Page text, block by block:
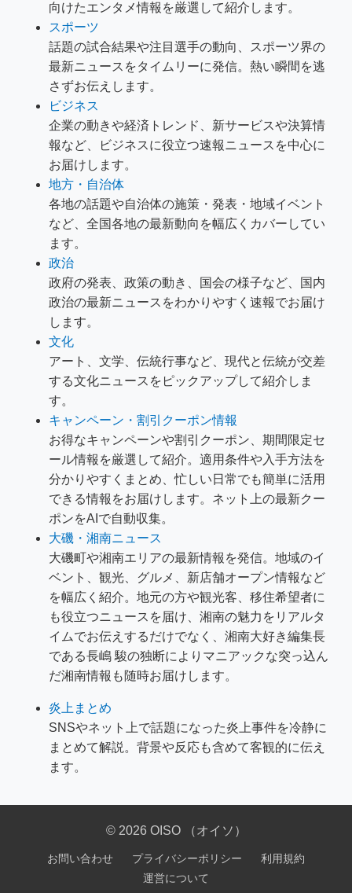
向けたエンタメ情報を厳選して紹介します。
スポーツ
話題の試合結果や注目選手の動向、スポーツ界の
最新ニュースをタイムリーに発信。熱い瞬間を逃
さずお伝えします。
ビジネス
企業の動きや経済トレンド、新サービスや決算情
報など、ビジネスに役立つ速報ニュースを中心に
お届けします。
地方・自治体
各地の話題や自治体の施策・発表・地域イベント
など、全国各地の最新動向を幅広くカバーしてい
ます。
政治
政府の発表、政策の動き、国会の様子など、国内
政治の最新ニュースをわかりやすく速報でお届け
します。
文化
アート、文学、伝統行事など、現代と伝統が交差
する文化ニュースをピックアップして紹介しま
す。
キャンペーン・割引クーポン情報
お得なキャンペーンや割引クーポン、期間限定セ
ール情報を厳選して紹介。適用条件や入手方法を
分かりやすくまとめ、忙しい日常でも簡単に活用
できる情報をお届けします。ネット上の最新クー
ポンをAIで自動収集。
大磯・湘南ニュース
大磯町や湘南エリアの最新情報を発信。地域のイ
ベント、観光、グルメ、新店舗オープン情報など
を幅広く紹介。地元の方や観光客、移住希望者に
も役立つニュースを届け、湘南の魅力をリアルタ
イムでお伝えするだけでなく、湘南大好き編集長
である長嶋 駿の独断によりマニアックな突っ込ん
だ湘南情報も随時お届けします。
炎上まとめ
SNSやネット上で話題になった炎上事件を冷静に
まとめて解説。背景や反応も含めて客観的に伝え
ます。
© 2026 OISO （オイソ）
お問い合わせ プライバシーポリシー
利用規約
運営について